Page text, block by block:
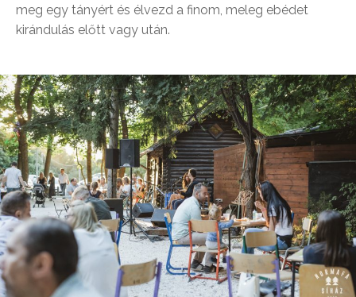
meg egy tányért és élvezd a finom, meleg ebédet
kirándulás előtt vagy után.